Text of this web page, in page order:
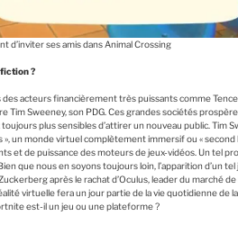
d’inviter ses amis dans Animal Crossing
?
acteurs financièrement très puissants comme
Tim Sweeney, son PDG. Ces grandes sociétés
plus sensibles d’attirer un nouveau public. Tim
», un monde virtuel complètement immersif ou «
et de puissance des moteurs de jeux-vidéos. Un tel
Bien que nous en soyons toujours loin, l’apparition d’un
après le rachat d’Oculus, leader du marché de
virtuelle fera un jour partie de la vie quotidienne de
est-il un jeu ou une plateforme ?